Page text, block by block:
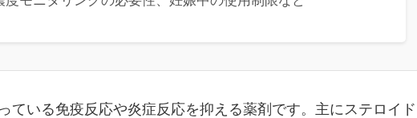
ている免疫反応や炎症反応を抑える薬剤です。主にステロイド